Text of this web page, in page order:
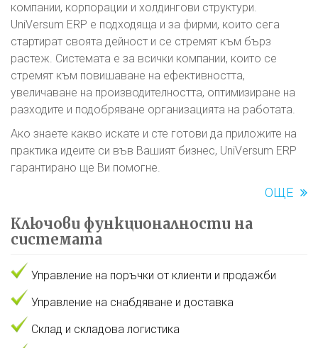
компании, корпорации и холдингови структури.
UniVersum ERP е подходяща и за фирми, които сега
стартират своята дейност и се стремят към бърз
растеж. Системата e за всички компании, които се
стремят към повишаване на ефективността,
увеличаване на производителността, оптимизиране на
разходите и подобряване организацията на работата.
Ако знаете какво искате и сте готови да приложите на
практика идеите си във Вашият бизнес, UniVersum ERP
гарантирано ще Ви помогне.
ОЩЕ
Ключови функционалности на
системата
Управление на поръчки от клиенти и продажби
Управление на снабдяване и доставка
Склад и складова логистика